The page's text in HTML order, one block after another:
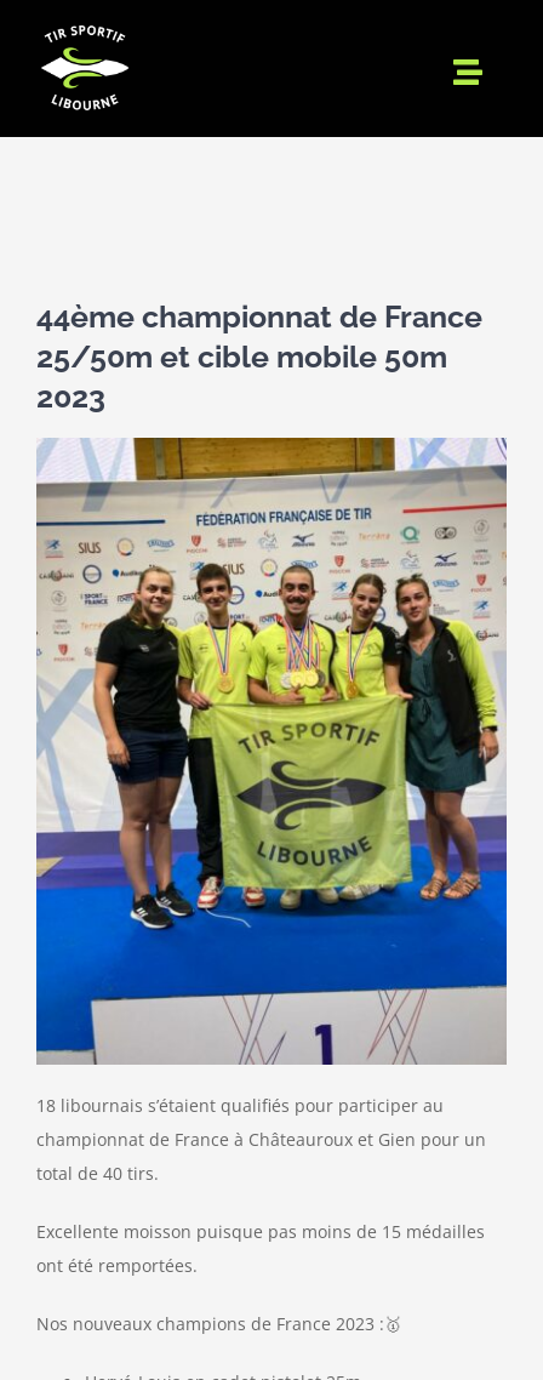
contenu
Toggle
Entreprises
44ème championnat de France
25/50m et cible mobile 50m
2023
18 libournais s’étaient qualifiés pour participer au
championnat de France à Châteauroux et Gien pour un
total de 40 tirs.
Excellente moisson puisque pas moins de 15 médailles
ont été remportées.
Nos nouveaux champions de France 2023 :🥇